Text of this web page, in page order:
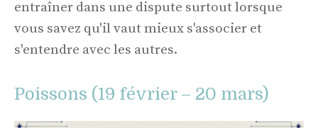
entraîner dans une dispute surtout lorsque
vous savez qu'il vaut mieux s'associer et
s'entendre avec les autres.
Poissons (19 février – 20 mars)